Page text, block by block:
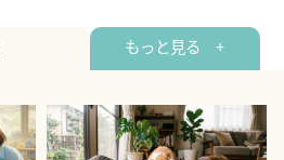
もっと見る +